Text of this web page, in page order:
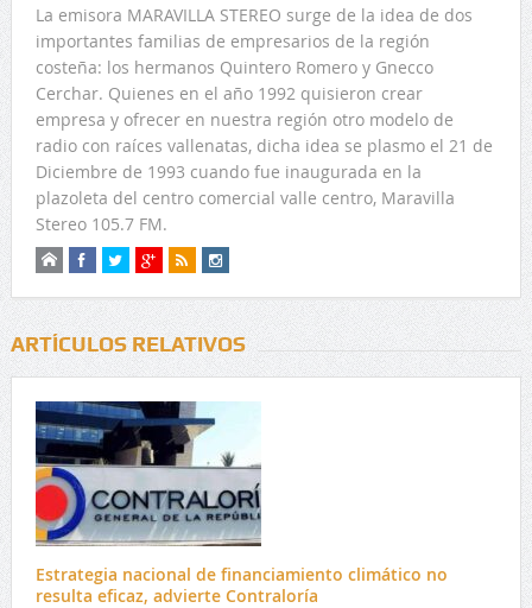
La emisora MARAVILLA STEREO surge de la idea de dos
importantes familias de empresarios de la región
costeña: los hermanos Quintero Romero y Gnecco
Cerchar. Quienes en el año 1992 quisieron crear
empresa y ofrecer en nuestra región otro modelo de
radio con raíces vallenatas, dicha idea se plasmo el 21 de
Diciembre de 1993 cuando fue inaugurada en la
plazoleta del centro comercial valle centro, Maravilla
Stereo 105.7 FM.
ARTÍCULOS RELATIVOS
Estrategia nacional de financiamiento climático no
resulta eficaz, advierte Contraloría